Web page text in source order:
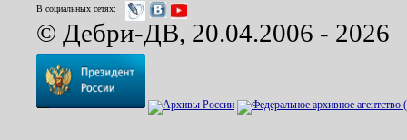
В социальных сетях:
© Дебри-ДВ, 20.04.2006 - 2026